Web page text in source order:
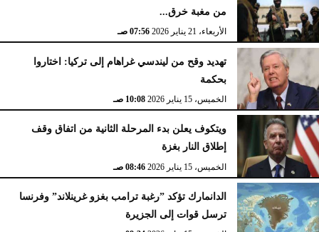
من مغبة خرق...
الأربعاء، 21 يناير 2026 07:56 صـ
تهديد وقح من ليندسي غراهام إلى تركيا: اختاروا
بحكمة
الخميس، 15 يناير 2026 10:08 صـ
ويتكوف يعلن بدء المرحلة الثانية من اتفاق وقف
إطلاق النار بغزة
الخميس، 15 يناير 2026 08:46 صـ
الدانمارك تؤكد ”رغبة ترامب بغزو غرينلاند” وفرنسا
ترسل قوات إلى الجزيرة